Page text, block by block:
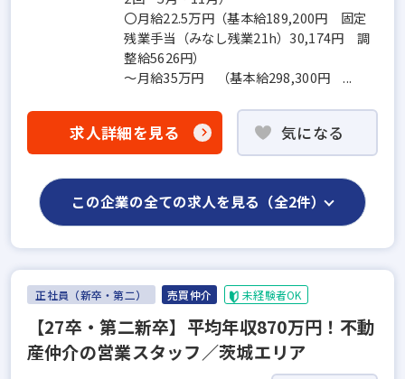
〇月給22.5万円（基本給189,200円 固定
残業手当（みなし残業21h）30,174円 調
整給5626円）
～月給35万円 （基本給298,300円 ...
求人詳細を見る 気になる
この企業の全ての求人を見る（全2件）
正社員（新卒・第二） 売買仲介 未経験者OK
【27卒・第二新卒】平均年収870万円！不動
産仲介の営業スタッフ／茨城エリア